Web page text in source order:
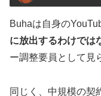
Buhaは自身の
に放出するわけでは
ー調整要員として見
同じく、中規模の契